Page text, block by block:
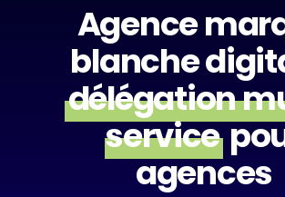
Agence
blanche
délégation
service
agences